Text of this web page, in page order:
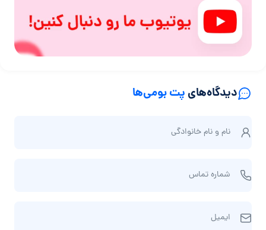
دیدگاه‌های پت بومی‌ها
ا
و
م‌
نام و نام‌ خانوادگی
م
ر
شماره تماس
ی
ایمیل